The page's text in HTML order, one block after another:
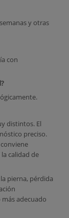
y otras
con
distintos. El
preciso.
calidad de
pierna, pérdida
adecuado